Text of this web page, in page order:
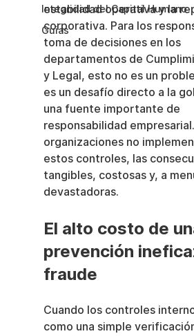
Integridad del Capital Humano
Guias
estabilidad operativa y la
corporativa. Para los
toma de decisiones en los
departamentos de
y Legal, esto no es un
es un desafío directo a la
una fuente importante de
responsabilidad
organizaciones no
estos controles, las
tangibles, costosas y, a
devastadoras.
El alto costo de
prevención
fraude
Cuando los controles
como una simple